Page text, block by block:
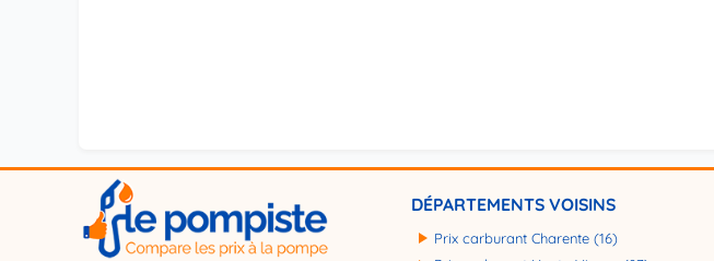
DÉPARTEMENTS VOISINS
Prix carburant Charente (16)